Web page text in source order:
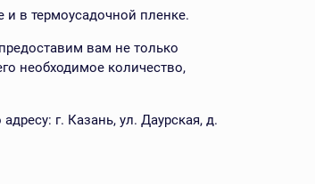
и в термоусадочной пленке.
вам не только
необходимое количество,
г. Казань, ул. Даурская, д.